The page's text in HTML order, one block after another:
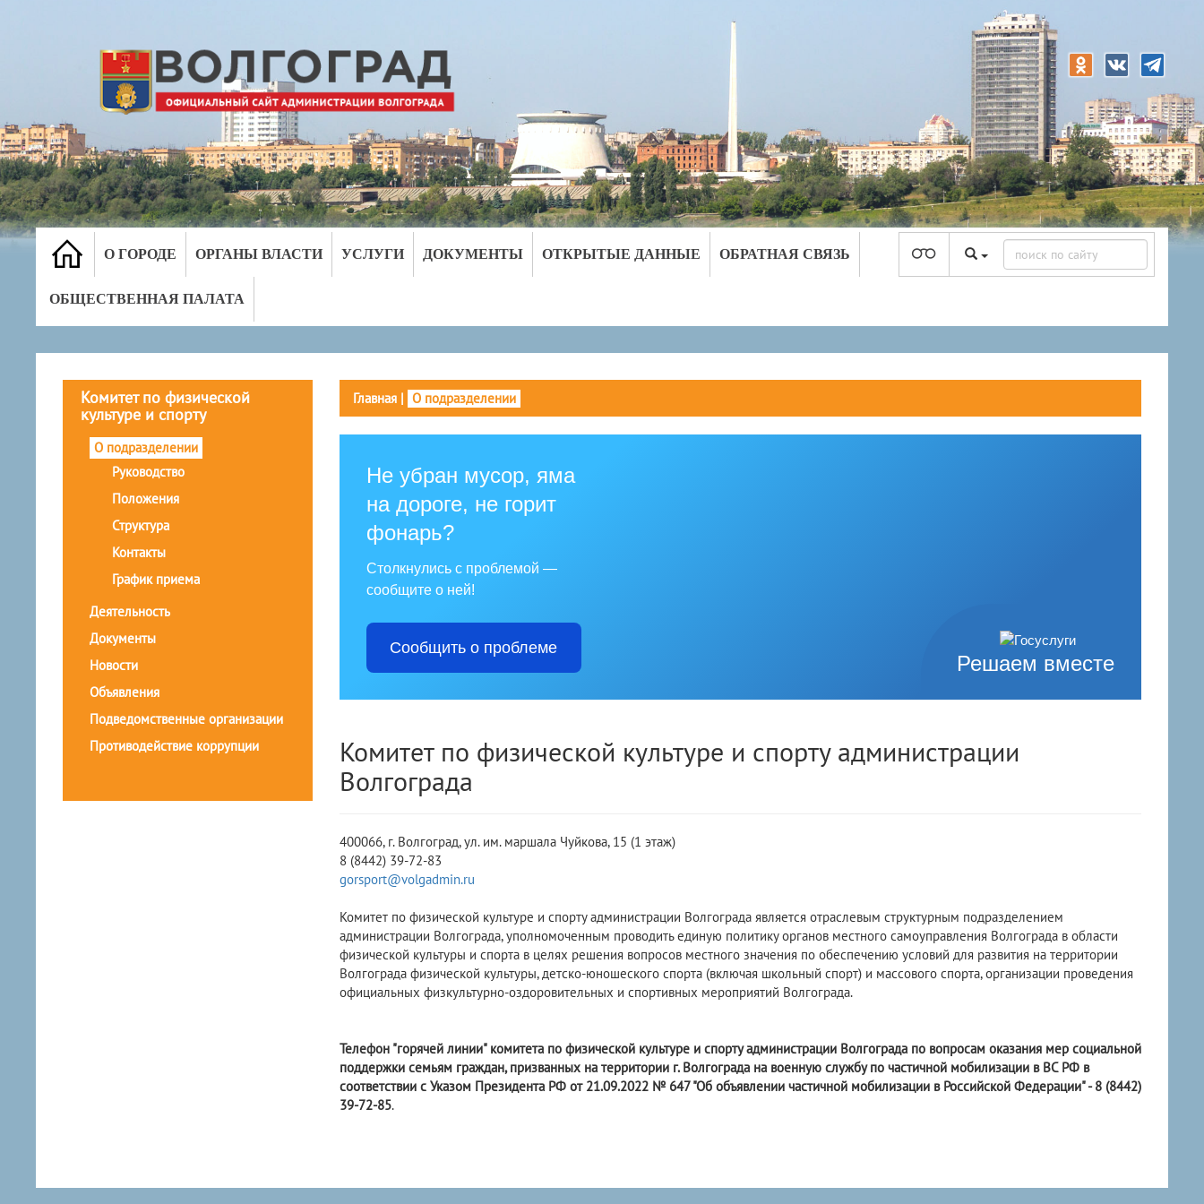
О ГОРОДЕ ОРГАНЫ ВЛАСТИ УСЛУГИ ДОКУМЕНТЫ ОТКРЫТЫЕ ДАННЫЕ ОБРАТНАЯ СВЯЗЬ
ОБЩЕСТВЕННАЯ ПАЛАТА
Комитет по физической
культуре и спорту
О подразделении
Руководство
Положения
Структура
Контакты
График приема
Деятельность
Документы
Новости
Объявления
Подведомственные организации
Противодействие коррупции
Главная| О подразделении
Решаем вместе
Не убран мусор, яма
на дороге, не горит
фонарь?
Столкнулись с проблемой —
сообщите о ней!
Сообщить о проблеме
Комитет по физической культуре и спорту администрации
Волгограда
400066, г. Волгоград, ул. им. маршала Чуйкова, 15 (1 этаж)
8 (8442) 39-72-83
gorsport@volgadmin.ru
Комитет по физической культуре и спорту администрации Волгограда является отраслевым структурным подразделением
администрации Волгограда, уполномоченным проводить единую политику органов местного самоуправления Волгограда в области
физической культуры и спорта в целях решения вопросов местного значения по обеспечению условий для развития на территории
Волгограда физической культуры, детско-юношеского спорта (включая школьный спорт) и массового спорта, организации проведения
официальных физкультурно-оздоровительных и спортивных мероприятий Волгограда.
Телефон "горячей линии" комитета по физической культуре и спорту администрации Волгограда по вопросам оказания мер социальной
поддержки семьям граждан, призванных на территории г. Волгограда на военную службу по частичной мобилизации в ВС РФ в
соответствии с Указом Президента РФ от 21.09.2022 № 647 "Об объявлении частичной мобилизации в Российской Федерации" - 8 (8442)
39-72-85.